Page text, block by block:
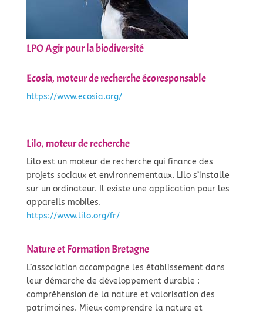
LPO Agir pour la biodiversité
Ecosia, moteur de recherche écoresponsable
https://www.ecosia.org/
Lilo, moteur de recherche
Lilo est un moteur de recherche qui finance des
projets sociaux et environnementaux. Lilo s’installe
sur un ordinateur. Il existe une application pour les
appareils mobiles.
https://www.lilo.org/fr/
Nature et Formation Bretagne
L’association accompagne les établissement dans
leur démarche de développement durable :
compréhension de la nature et valorisation des
patrimoines. Mieux comprendre la nature et